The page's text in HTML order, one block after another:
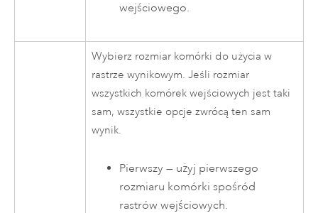
wejściowego.
Wybierz rozmiar komórki do użycia w
rastrze wynikowym. Jeśli rozmiar
wszystkich komórek wejściowych jest taki
sam, wszystkie opcje zwrócą ten sam
wynik.
Pierwszy — użyj pierwszego
rozmiaru komórki spośród
rastrów wejściowych.